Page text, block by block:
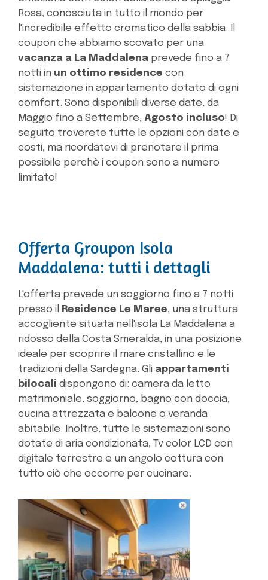
Rosa, conosciuta in tutto il mondo per
l'incredibile effetto cromatico della sabbia. Il
coupon che abbiamo scovato per una
vacanza a La Maddalena prevede fino a 7
notti in un ottimo residence con
sistemazione in appartamento dotato di ogni
comfort. Sono disponibili diverse date, da
Maggio fino a Settembre, Agosto incluso! Di
seguito troverete tutte le opzioni con date e
costi, ma ricordatevi di prenotare il prima
possibile perchè i coupon sono a numero
limitato!
Offerta Groupon Isola
Maddalena: tutti i dettagli
L'offerta prevede un soggiorno fino a 7 notti
presso il
Residence Le Maree, una struttura
accogliente situata nell'isola La Maddalena a
ridosso della Costa Smeralda, in una posizione
ideale per scoprire il mare cristallino e le
tradizioni della Sardegna. Gli appartamenti
bilocali dispongono di: camera da letto
matrimoniale, soggiorno, bagno con doccia,
cucina attrezzata e balcone o veranda
abitabile. Inoltre, tutte le sistemazioni sono
dotate di aria condizionata, Tv color LCD con
digitale terrestre e un angolo cottura con
tutto ciò che occorre per cucinare.